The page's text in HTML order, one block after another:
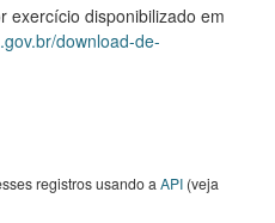
exercício disponibilizado em
download-de-
registros usando a API (veja